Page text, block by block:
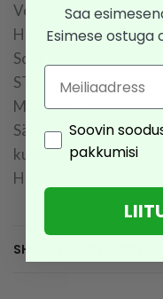
Veepidavus 5000mm
Hingavus 4000 g/m2
Soojustus 120g/m²
STORMsystem
Materjal 100 %
Sääre allosas
kummid
Helkurelemendid
SHIPPING & DELIVERY
Saa
Esimese ostuga
Email
Consent
Soovin
pakkumisi